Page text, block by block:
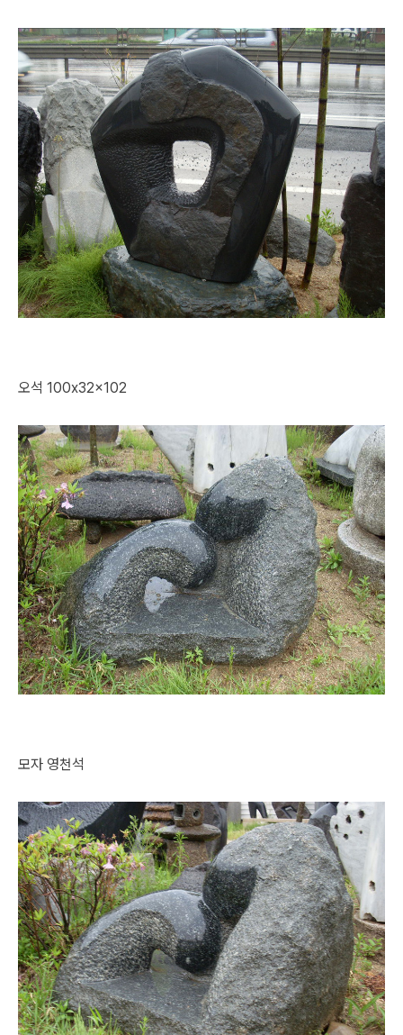
오석 100x32x102
모자 영천석